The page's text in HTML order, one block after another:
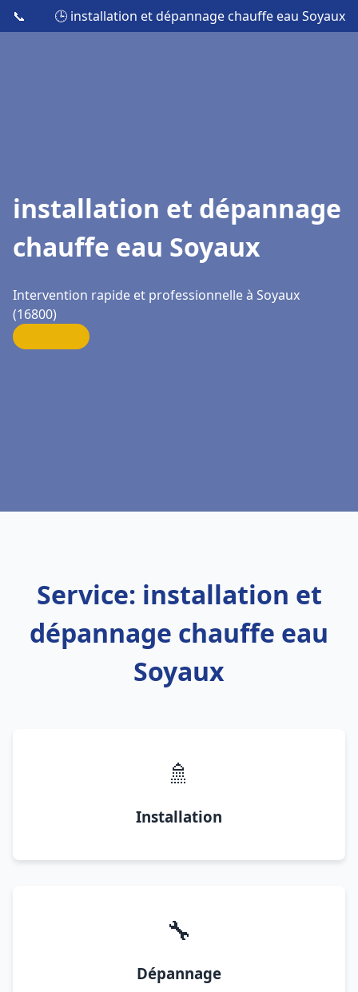
📞 🕒 installation et dépannage chauffe eau Soyaux
installation et dépannage
chauffe eau Soyaux
Intervention rapide et professionnelle à Soyaux
(16800)
Service: installation et
dépannage chauffe eau
Soyaux
🚿
Installation
🔧
Dépannage